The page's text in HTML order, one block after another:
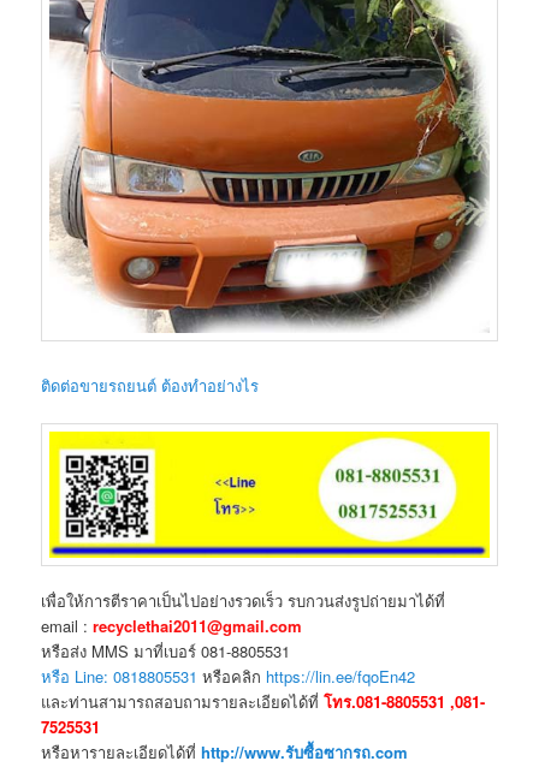
ติดต่อขายรถยนต์ ต้องทำอย่างไร
เพื่อให้การตีราคาเป็นไปอย่างรวดเร็ว รบกวนส่งรูปถ่ายมาได้ที่
email : recyclethai2011@gmail.com
หรือส่ง MMS มาที่เบอร์ 081-8805531
หรือ Line: 0818805531 หรือคลิก https://lin.ee/fqoEn42
และท่านสามารถสอบถามรายละเอียดได้ที่โทร.081-8805531 ,081-
7525531
หรือหารายละเอียดได้ที่ http://www.รับซื้อซากรถ.com